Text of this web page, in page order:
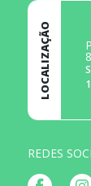
LOCALIZAÇÃO
REDES